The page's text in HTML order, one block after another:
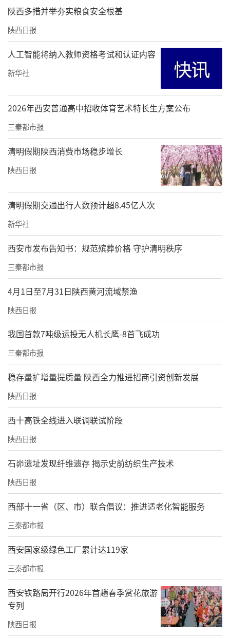
陕西多措并举夯实粮食安全根基
陕西日报
人工智能将纳入教师资格考试和认证内容
新华社
2026年西安普通高中招收体育艺术特长生方案公布
三秦都市报
清明假期陕西消费市场稳步增长
陕西日报
清明假期交通出行人数预计超8.45亿人次
新华社
西安市发布告知书：规范殡葬价格 守护清明秩序
三秦都市报
4月1日至7月31日陕西黄河流域禁渔
陕西日报
我国首款7吨级运投无人机长鹰-8首飞成功
三秦都市报
稳存量扩增量提质量 陕西全力推进招商引资创新发展
陕西日报
西十高铁全线进入联调联试阶段
陕西日报
石峁遗址发现纤维遗存 揭示史前纺织生产技术
陕西日报
西部十一省（区、市）联合倡议：推进适老化智能服务
三秦都市报
西安国家级绿色工厂累计达119家
三秦都市报
西安铁路局开行2026年首趟春季赏花旅游
专列
陕西日报